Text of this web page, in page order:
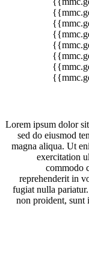
Lorem ipsum dolor
sed do eiusmod
magna aliqua. Ut
exercitation
commodo
reprehenderit in
fugiat nulla
non proident,